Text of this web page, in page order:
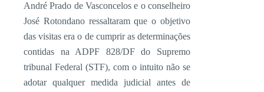
André Prado de Vasconcelos e o conselheiro
José Rotondano ressaltaram que o objetivo
das visitas era o de cumprir as determinações
contidas na ADPF 828/DF do Supremo
tribunal Federal (STF), com o intuito não se
adotar qualquer medida judicial antes de